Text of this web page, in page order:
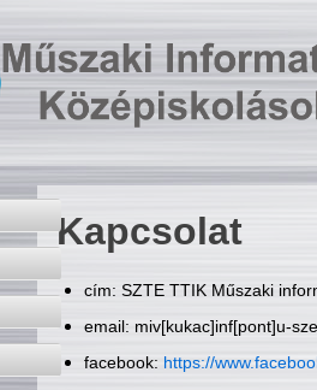
Kapcsolat
cím: SZTE TTIK Műszaki
email: miv[kukac]inf[pont]u-
facebook: https://